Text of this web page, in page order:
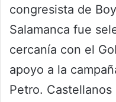
congresista de
Salamanca fue
cercanía con el
apoyo a la
Petro.